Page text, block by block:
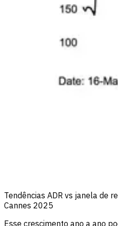
Tendências ADR vs janela de
Cannes 2025
Esse crescimento ano a ano